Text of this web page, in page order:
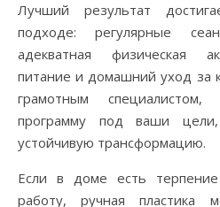
Лучший результат
подходе: регулярные
адекватная физическая
питание и домашний уход за
грамотным специалистом,
программу под ваши
устойчивую трансформацию.
Если в доме есть
работу, ручная пластика